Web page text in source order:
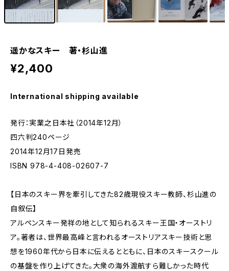
遥かなスキー 著・杉山進
¥2,400
International shipping available
発行：実業之日本社（2014年12月）
四六判240ページ
2014年12月17日発売
ISBN 978-4-408-02607-7
【日本のスキー界を牽引してきた82歳現役スキー教師、杉山進の
自叙伝】
アルペンスキー発祥の地として知られるスキー王国・オーストリ
ア。著者は、世界最高峰と言われるオーストリアスキー技術と思
想を1960年代から日本に伝えるとともに、日本のスキースクール
の基盤を作り上げてきた。大衆の海外渡航すら難しかった時代